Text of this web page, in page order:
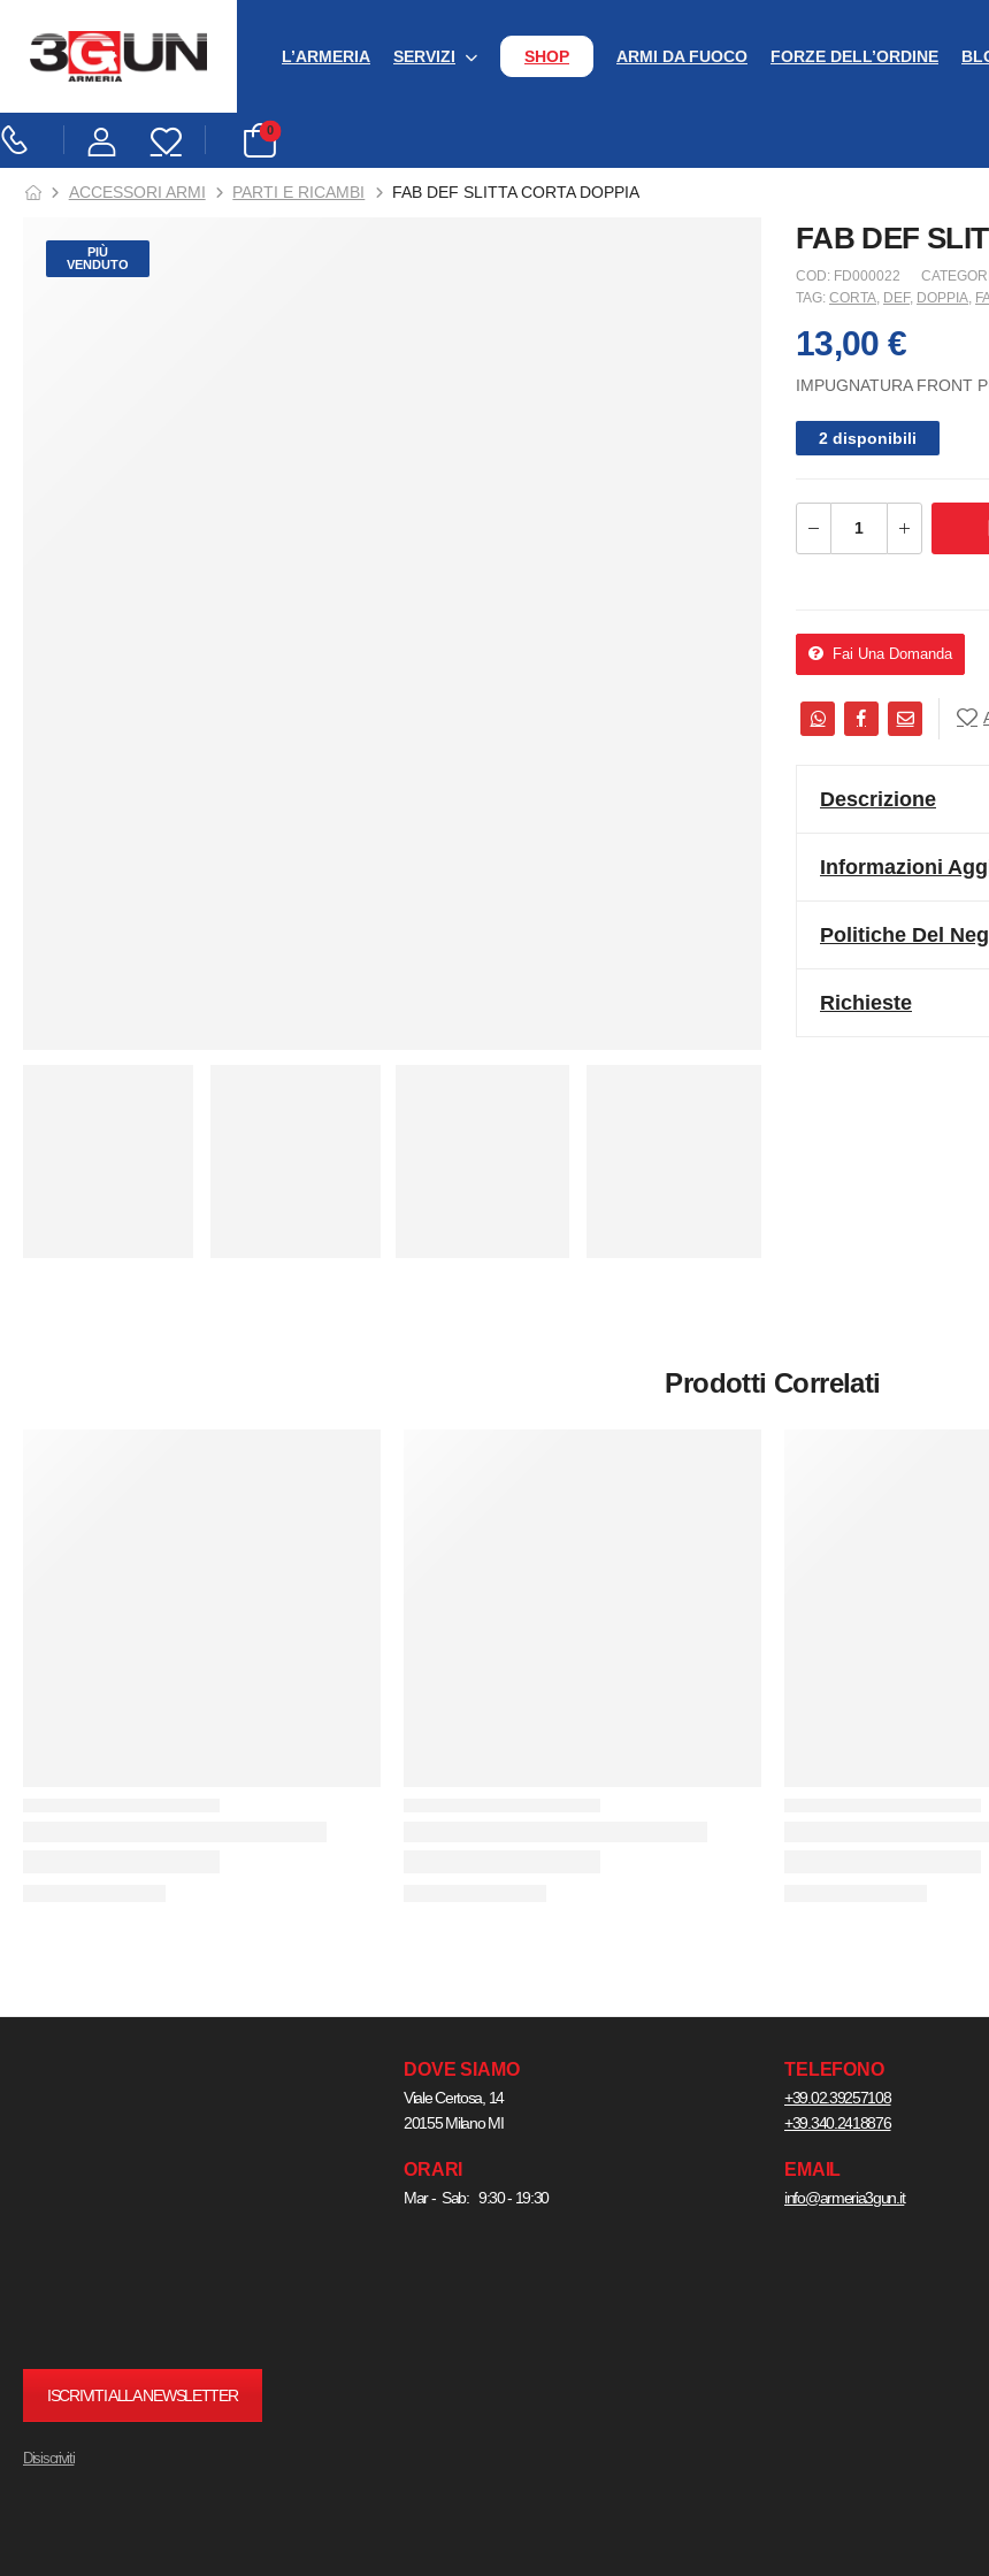
L’ARMERIA SERVIZI SHOP ARMI DA FUOCO FORZE DELL’ORDINE
0
ACCESSORI ARMI PARTI E RICAMBI FAB DEF SLITTA CORTA DOPPIA
PIÙ
VENDUTO
FAB DEF
COD: FD000022
TAG: CORTA DEF, DOPPIA
13,00 €
IMPUGNATURA FRONT
2 disponibili
Fai Una Domanda
Descrizione
Informazioni
Politiche Del
Richieste
Prodotti Correlati
ISCRIVITI ALLA NEWSLETTER
Disiscriviti
DOVE SIAMO
Viale Certosa, 14
20155 Milano MI
ORARI
Mar - Sab: 9:30 - 19:30
TELEFONO
+39.02.39257108
+39.340.2418876
EMAIL
info@armeria3gun.it